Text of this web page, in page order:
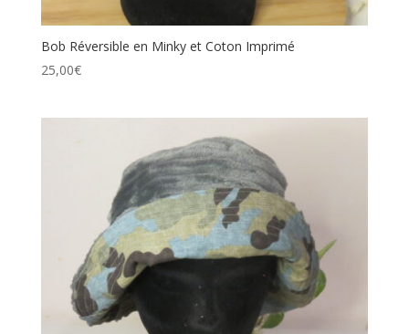
Bob Réversible en Minky et Coton Imprimé
25,00€